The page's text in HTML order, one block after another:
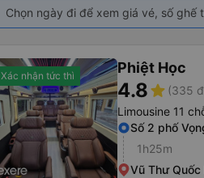
Chọn ngày đi để xem giá vé, số
Xác nhận tức thì Phiệt Học
4.8star (335
Limousine 11
Số 2 phố
1h25m
Vũ Thư Quốc